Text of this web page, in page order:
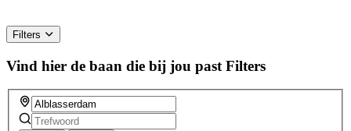
Filters
Vind hier de baan die bij jou past Filters